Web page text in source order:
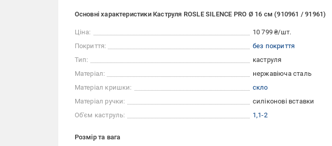
Основні характеристики Каструля ROSLE SILENCE PRO Ø 16 см (910961 / 91961)
Ціна:
10 799 ₴/шт.
Покриття:
без покриття
Тип:
каструля
Матеріал:
нержавіюча сталь
Матеріал кришки:
скло
Матеріал ручки:
силіконові вставки
Об'єм каструль:
1,1-2
Розмір та вага